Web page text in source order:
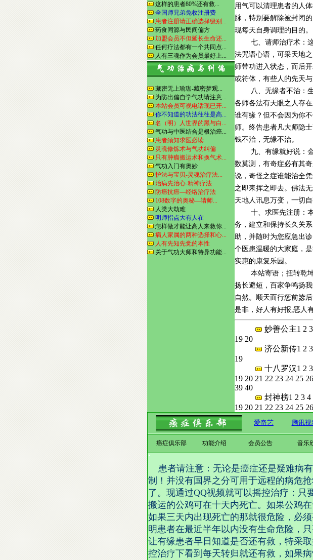
这样的患者80%还有救...
全国师兄弟免收注册费
患者注册请正确选择级别...
药食同源与民间偏方
加盟会员不但延长生命还...
任何疗法都有一个共同点...
人有三魂作为会员最好上...
藏密无上瑜珈-藏密梦观...
为防出偏自学气功请注意...
本站会员可视电话现已开...
你不知道的功法往往是高...
名（明）人世界的黑与白...
气功与中医结合是根治癌...
患者须知求医必读
灵魂修炼术与气功纠偏
只有肿瘤搬运术和换气术...
气功入门有奥妙
护法与宝贝-灵魂治疗法...
治病先治心-精神疗法
防癌抗癌—经络治疗法
108数字的奥秘—请师...
人类大劫难
明师指点大有人在
怎样做才能让高人来救你...
病人家属的两种选择和心...
人有先知先觉的本性
关于气功大师和特异功能...
用气可以清理患者的人
脉，特别要解除被封闭
现每天自身调理的目的。
七、请师治疗术：这
法咒语心语，可采天地
师带功进入状态，而后
或符体，有些人的先天
八、无缘者不治：生
各师各法有天眼之人存
谁有缘？但不会因为你
师。终告患者凡大师隐
钱不治，无缘不治。
九、有缘就好说：金
数莫测，有奇症必有其
说，奇怪之症谁能治全
之即耒挥之即去。佛法
天地人讯息万变，一切
十、求医先注册：本
务，建立和保持长久关
助，并随时为您应急出
个医患温暖的大家庭，
实惠的康复乐园。
本站寄语；扭转乾坤
扬长避短，百家争鸣扬
自然。顺天而行惩前毖
是非，好人有好报,恶人
妙善公主1 2 3
19 20
济公新传1 2 3
19
十八罗汉1 2 3
19 20 21 22 23 24 25 26
39 40
封神榜1 2 3 4
19 20 21 22 23 24 25 26
癌症俱乐部 功能介绍 会员公告 音乐
患者请注意：无论是癌症还是疑难病
制！并没有国界之分可用于远程的病危
了。现通过QQ视频就可以摇控治疗：
搬运的公鸡可在十天内死亡。如果公鸡
如果三天内出现死亡的那就很危险，必
明患者在最近半年以内没有生命危险，
让有缘患者早日知道是否还有救，特采
控治疗下看到每天转归就还有救，如果